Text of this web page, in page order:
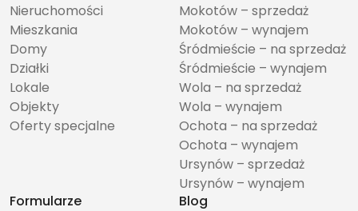
Nieruchomości
Mieszkania
Domy
Działki
Lokale
Objekty
Oferty specjalne
Mokotów – sprzedaż
Mokotów – wynajem
Śródmieście – na sprzedaż
Śródmieście – wynajem
Wola – na sprzedaż
Wola – wynajem
Ochota – na sprzedaż
Ochota – wynajem
Ursynów – sprzedaż
Ursynów – wynajem
Formularze
Blog